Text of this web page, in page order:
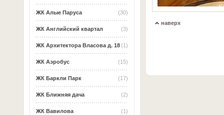
(30)
ЖК Алые Паруса
(3)
ЖК Английский квартал
(1)
ЖК Архитектора Власова д. 18
(15)
ЖК Аэробус
(17)
ЖК Баркли Парк
(2)
ЖК Ближняя дача
(1)
ЖК Вавилова
наверх